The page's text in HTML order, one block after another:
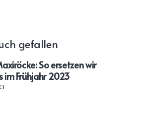
gefallen
So ersetzen wir
im Frühjahr 2023